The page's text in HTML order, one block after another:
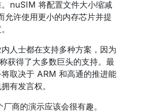
nuSIM 将配置文件大小缩减
允许使用更小的内存芯片并提
人士都在支持多种方案，因为
获得了大多数巨头的支持。最
取决于 ARM 和高通的推进能
有发言权。
商的演示应该会很有趣。